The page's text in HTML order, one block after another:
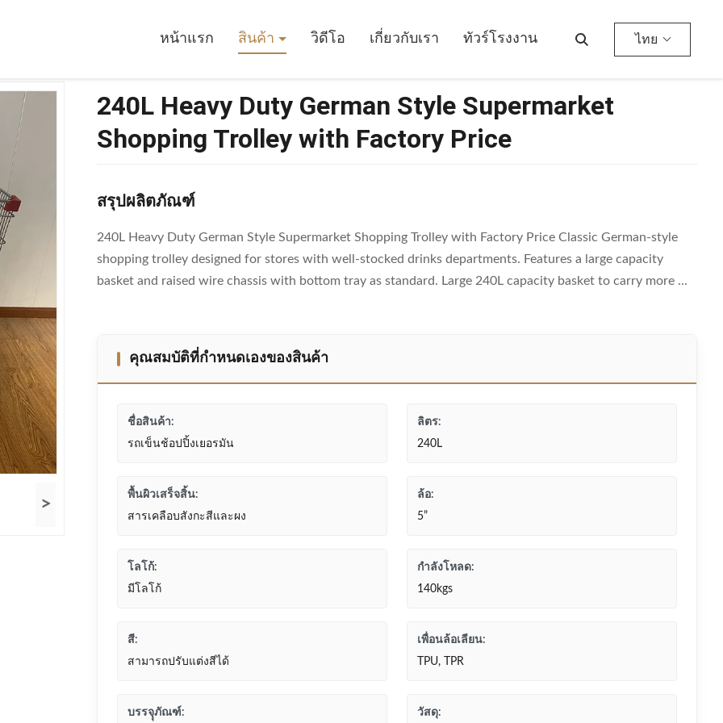
หน้าแรก สินค้า วิดีโอ เกี่ยวกับเรา ทัวร์โรงงาน ไทย
>
240L Heavy Duty German Style Supermarket
Shopping Trolley with Factory Price
สรุปผลิตภัณฑ์
240L Heavy Duty German Style Supermarket Shopping Trolley with Factory Price Classic German-style
shopping trolley designed for stores with well-stocked drinks departments. Features a large capacity
basket and raised wire chassis with bottom tray as standard. Large 240L capacity basket to carry more ...
คุณสมบัติที่กําหนดเองของสินค้า
ชื่อสินค้า:
รถเข็นช้อปปิ้งเยอรมัน
ลิตร:
240L
พื้นผิวเสร็จสิ้น:
สารเคลือบสังกะสีและผง
ล้อ:
5”
โลโก้:
มีโลโก้
กำลังโหลด:
140kgs
สี:
สามารถปรับแต่งสีได้
เพื่อนล้อเลียน:
TPU, TPR
บรรจุุภัณฑ์: วัสดุ: